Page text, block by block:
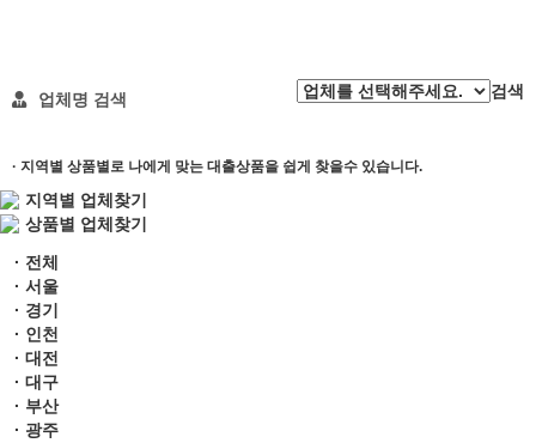
업체명 검색 검색
· 지역별 상품별로 나에게 맞는 대출상품을 쉽게 찾을수 있습니다.
지역별 업체찾기
상품별 업체찾기
· 전체
· 서울
· 경기
· 인천
· 대전
· 대구
· 부산
· 광주